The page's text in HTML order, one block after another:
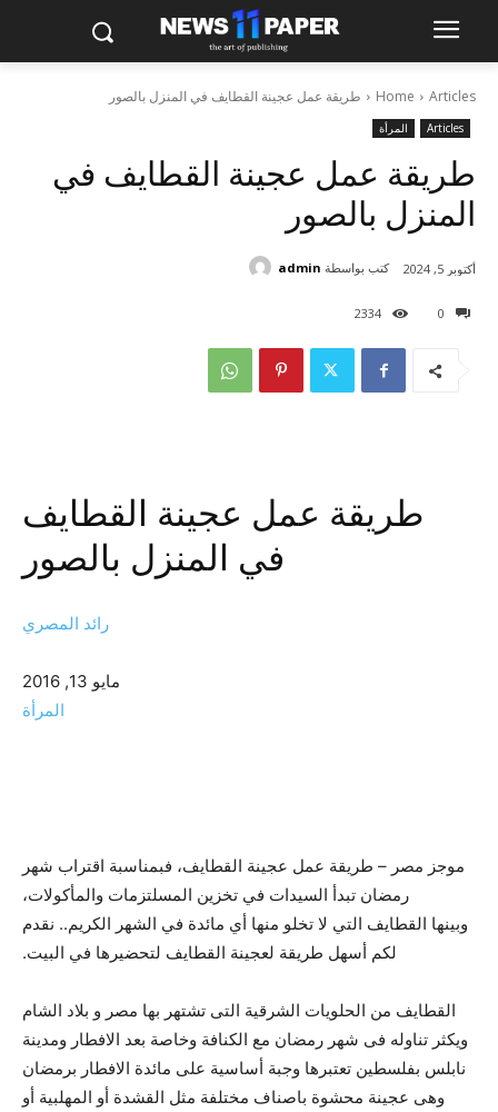
Home Articles طريقة عمل عجينة القطايف في المنزل بالصور
Articles المرأة
طريقة عمل عجينة القطايف في
المنزل بالصور
0
2334
أكتوبر 5, 2024 كتب بواسطة admin
طريقة عمل عجينة القطايف
في المنزل بالصور
رائد المصري
مايو 13, 2016
المرأة
موجز مصر – طريقة عمل عجينة القطايف، فبمناسبة اقتراب شهر
رمضان تبدأ السيدات في تخزين المسلتزمات والمأكولات،
وبينها القطايف التي لا تخلو منها أي مائدة في الشهر الكريم.. نقدم
لكم أسهل طريقة لعجينة القطايف لتحضيرها في البيت.
القطايف من الحلويات الشرقية التى تشتهر بها مصر و بلاد الشام
ويكثر تناوله فى شهر رمضان مع الكنافة وخاصة بعد الافطار ومدينة
نابلس بفلسطين تعتبرها وجبة أساسية على مائدة الافطار برمضان
وهى عجينة محشوة باصناف مختلفة مثل القشدة أو المهلبية أو